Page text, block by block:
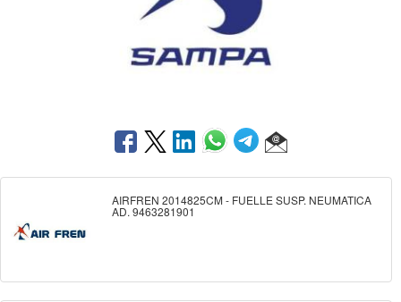
AIRFREN 2014825CM - FUELLE SUSP. NEUMATICA
AD. 9463281901